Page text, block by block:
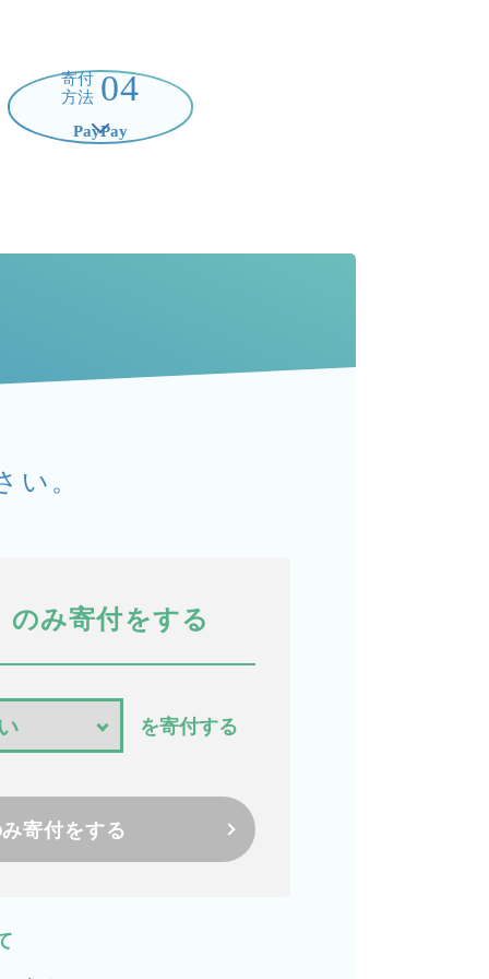
寄付
方法 04
PayPay
い。
のみ寄付をする
を寄付する
寄付をする